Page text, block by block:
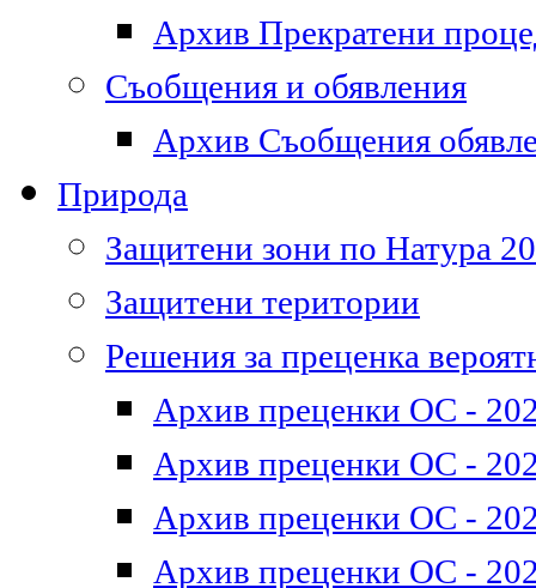
Архив Прекратени
Съобщения и обявления
Архив Съобщения
Природа
Защитени зони по Натура
Защитени територии
Решения за преценка
Архив преценки ОС -
Архив преценки ОС -
Архив преценки ОС -
Архив преценки ОС -